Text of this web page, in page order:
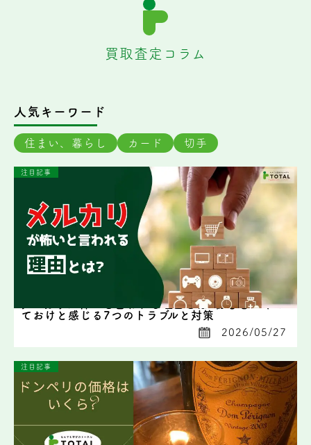
買取査定コラム
人気キーワード
住まい、暮らし カード 切手
注目記事
メルカリが怖いと言われる理由とは?初心者がやめ
ておけと感じる7つのトラブルと対策
2026/05/27
注目記事